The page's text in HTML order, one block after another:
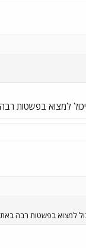
למצוא בפשטות
למצוא בפשטות רבה